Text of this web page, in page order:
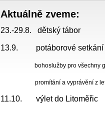
Aktuálně zveme:
23.-29.8. dětský tábor
13.9. potáborové setkání
bohoslužby pro všechny
promítání a vyprávění z
11.10. výlet do